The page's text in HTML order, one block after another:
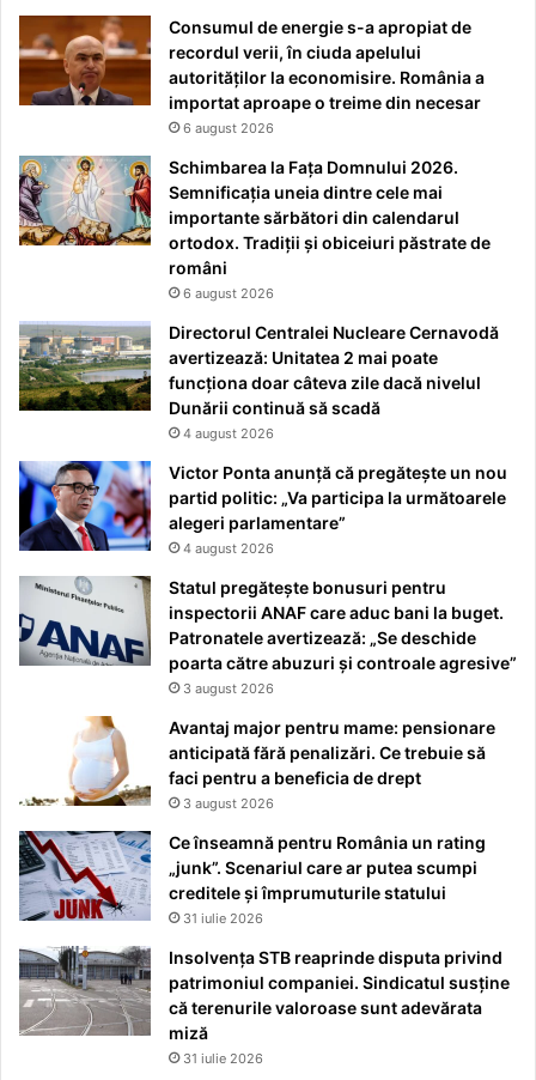
Consumul de energie s-a apropiat de
recordul verii, în ciuda apelului
autorităților la economisire. România a
importat aproape o treime din necesar
6 august 2026
Schimbarea la Fața Domnului 2026.
Semnificația uneia dintre cele mai
importante sărbători din calendarul
ortodox. Tradiții și obiceiuri păstrate de
români
6 august 2026
Directorul Centralei Nucleare Cernavodă
avertizează: Unitatea 2 mai poate
funcționa doar câteva zile dacă nivelul
Dunării continuă să scadă
4 august 2026
Victor Ponta anunță că pregătește un nou
partid politic: „Va participa la următoarele
alegeri parlamentare”
4 august 2026
Statul pregătește bonusuri pentru
inspectorii ANAF care aduc bani la buget.
Patronatele avertizează: „Se deschide
poarta către abuzuri și controale agresive”
3 august 2026
Avantaj major pentru mame: pensionare
anticipată fără penalizări. Ce trebuie să
faci pentru a beneficia de drept
3 august 2026
Ce înseamnă pentru România un rating
„junk”. Scenariul care ar putea scumpi
creditele și împrumuturile statului
31 iulie 2026
Insolvența STB reaprinde disputa privind
patrimoniul companiei. Sindicatul susține
că terenurile valoroase sunt adevărata
miză
31 iulie 2026